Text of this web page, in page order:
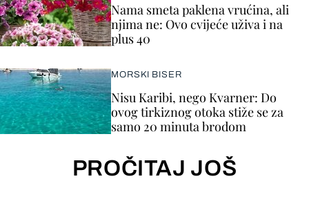
Nama smeta paklena vrućina, ali
njima ne: Ovo cvijeće uživa i na
plus 40
MORSKI BISER
Nisu Karibi, nego Kvarner: Do
ovog tirkiznog otoka stiže se za
samo 20 minuta brodom
PROČITAJ JOŠ